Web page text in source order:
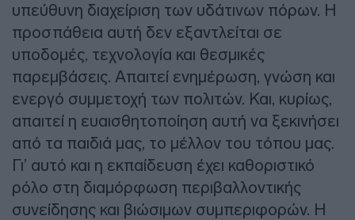
υπεύθυνη διαχείριση των υδάτινων πόρων. Η
προσπάθεια αυτή δεν εξαντλείται σε
υποδομές, τεχνολογία και θεσμικές
παρεμβάσεις. Απαιτεί ενημέρωση, γνώση και
ενεργό συμμετοχή των πολιτών. Και, κυρίως,
απαιτεί η ευαισθητοποίηση αυτή να ξεκινήσει
από τα παιδιά μας, το μέλλον του τόπου μας.
Γι’ αυτό και η εκπαίδευση έχει καθοριστικό
ρόλο στη διαμόρφωση περιβαλλοντικής
συνείδησης και βιώσιμων συμπεριφορών. Η